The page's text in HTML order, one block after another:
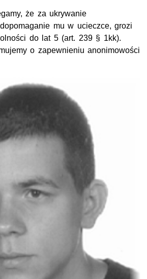
że za ukrywanie
mu w ucieczce, grozi
do lat 5 (art. 239 § 1kk).
o zapewnieniu anonimowości